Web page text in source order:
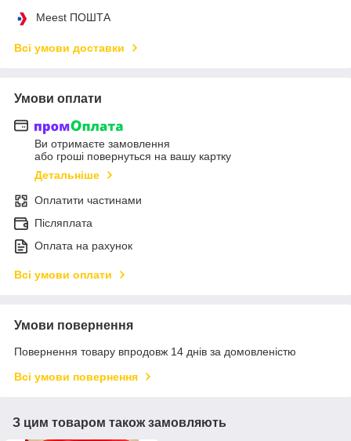
Meest ПОШТА
Всі умови доставки
Умови оплати
Ви отримаєте замовлення
або гроші повернуться на вашу картку
Детальніше
Оплатити частинами
Післяплата
Оплата на рахунок
Всі умови оплати
Умови повернення
Повернення товару впродовж 14 днів за домовленістю
Всі умови повернення
З цим товаром також замовляють